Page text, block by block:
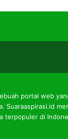
portal web
Suaraaspirasi.id
terpopuler di